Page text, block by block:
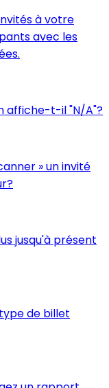
à votre
avec les
affiche-t-il "N/A"?
» un invité
jusqu'à présent
de billet